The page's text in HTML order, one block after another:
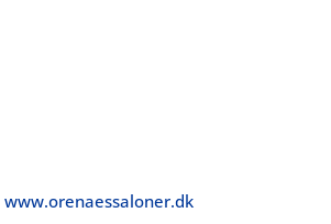
www.orenaessaloner.dk